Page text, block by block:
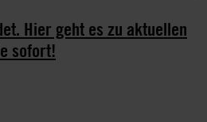
Hier geht es zu aktuellen
sofort!